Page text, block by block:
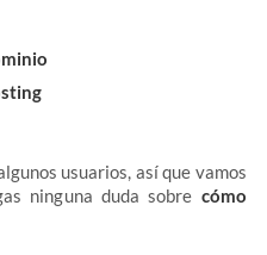
usuarios, así que vamos
ninguna duda sobre cómo